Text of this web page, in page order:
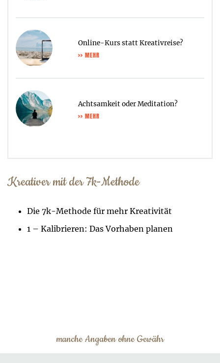
Online-Kurs statt Kreativreise?
>> MEHR
Achtsamkeit oder Meditation?
>> MEHR
Kreativer mit der 7k-Methode
Die 7k-Methode für mehr Kreativität
1 – Kalibrieren: Das Vorhaben planen
manche Angaben ohne Gewähr